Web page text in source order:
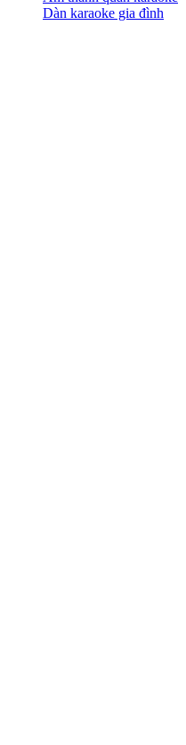
Dàn karaoke gia đình